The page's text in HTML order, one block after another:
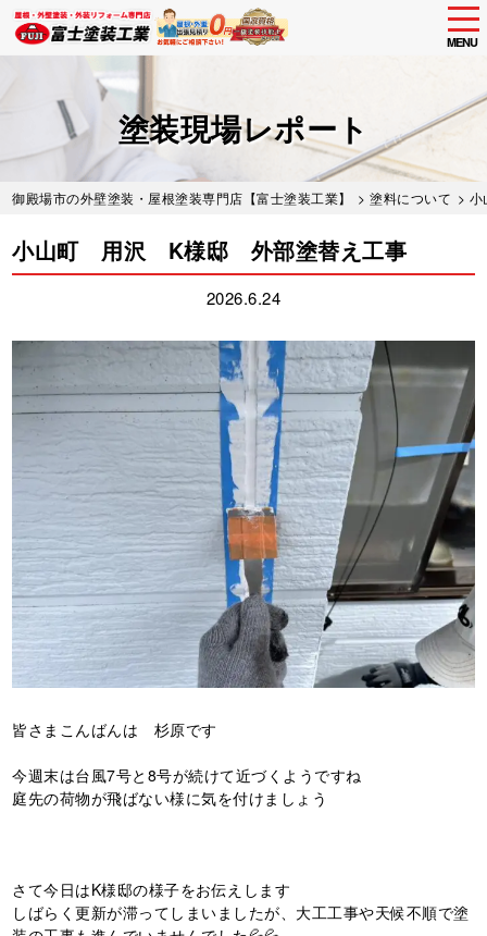
MENU
塗装現場レポート
御殿場市の外壁塗装・屋根塗装専門店【富士塗装工業】 >塗料について >
小山町 用沢 K様邸 外部塗替え工事
2026.6.24
皆さまこんばんは 杉原です
今週末は台風7号と8号が続けて近づくようですね
庭先の荷物が飛ばない様に気を付けましょう
さて今日はK様邸の様子をお伝えします
しばらく更新が滞ってしまいましたが、大工工事や天候不順で塗